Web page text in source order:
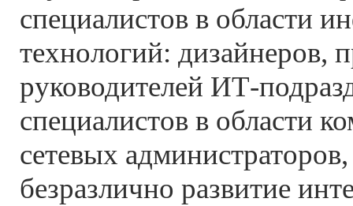
специалистов в области
технологий: дизайнеров,
руководителей ИТ-
специалистов в области
сетевых
безразлично развитие